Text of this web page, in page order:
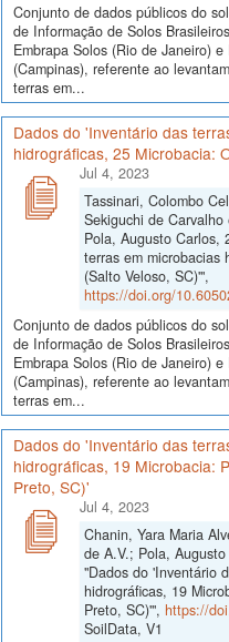
Conjunto de dados públicos do
de Informação de Solos
Embrapa Solos (Rio de Janeiro)
(Campinas), referente ao
terras em...
Dados do 'Inventário das
hidrográficas, 25 Microbacia:
Jul 4, 2023
Tassinari, Colombo
Sekiguchi de
Pola, Augusto Carlos,
terras em microbacias
(Salto Veloso, SC)'",
https://doi.org/
Conjunto de dados públicos do
de Informação de Solos
Embrapa Solos (Rio de Janeiro)
(Campinas), referente ao
terras em...
Dados do 'Inventário das
hidrográficas, 19 Microbacia:
Preto, SC)'
Jul 4, 2023
Chanin, Yara Maria
de A.V.; Pola,
"Dados do 'Inventário
hidrográficas, 19
Preto, SC)'", https://
SoilData, V1